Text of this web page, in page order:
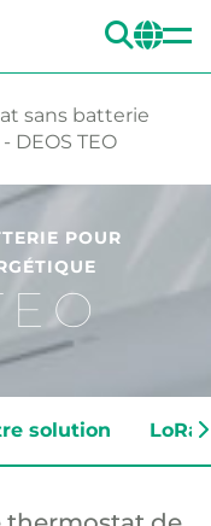
sans batterie
TEO
POUR
solution